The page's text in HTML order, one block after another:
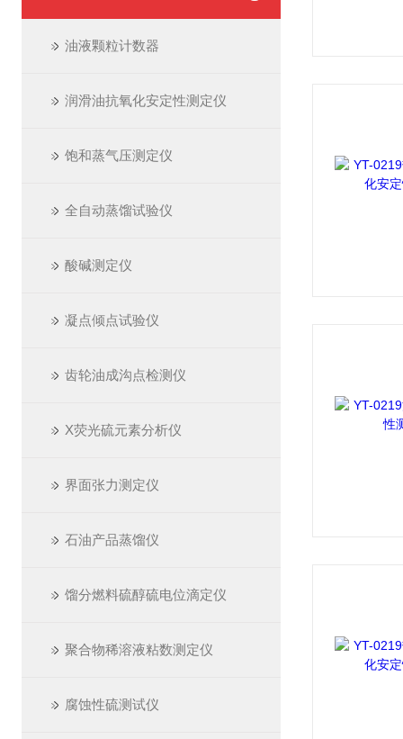
油液颗粒计数器
润滑油抗氧化安定性测定仪
饱和蒸气压测定仪
全自动蒸馏试验仪
酸碱测定仪
凝点倾点试验仪
齿轮油成沟点检测仪
X荧光硫元素分析仪
界面张力测定仪
石油产品蒸馏仪
馏分燃料硫醇硫电位滴定仪
聚合物稀溶液粘数测定仪
腐蚀性硫测试仪